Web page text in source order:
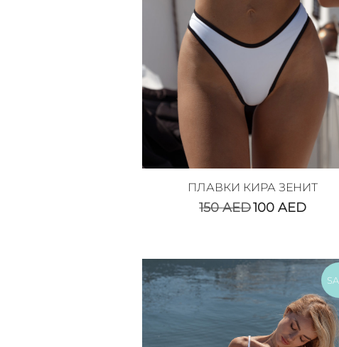
ПЛАВКИ КИРА ЗЕНИТ
150AED100AED